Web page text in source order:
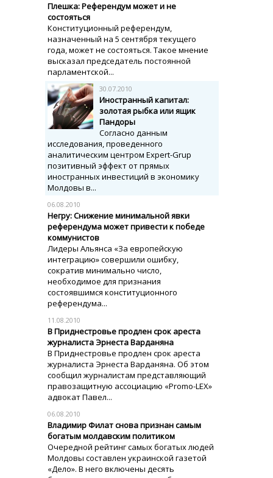
Плешка: Референдум может и не
состояться
Конституционный референдум,
назначенный на 5 сентября текущего
года, может не состояться. Такое мнение
высказал председатель постоянной
парламентской...
30.07.2010
Иностранный капитал:
золотая рыбка или ящик
Пандоры
Согласно данным
исследования, проведенного
аналитическим центром Expert-Grup
позитивный эффект от прямых
иностранных инвестиций в экономику
Молдовы в...
06.08.2010
Негру: Снижение минимальной явки
референдума может привести к победе
коммунистов
Лидеры Альянса «За европейскую
интеграцию» совершили ошибку,
сократив минимально число,
необходимое для признания
состоявшимся конституционного
референдума...
11.08.2010
В Приднестровье продлен срок ареста
журналиста Эрнеста Варданяна
В Приднестровье продлен срок ареста
журналиста Эрнеста Варданяна. Об этом
сообщил журналистам представляющий
правозащитную ассоциацию «Promo-LEX»
адвокат Павел...
06.08.2010
Владимир Филат снова признан самым
богатым молдавским политиком
Очередной рейтинг самых богатых людей
Молдовы составлен украинской газетой
«Дело». В него включены десять